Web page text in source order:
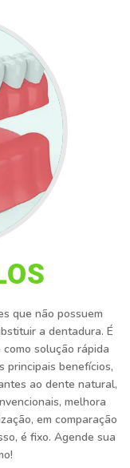
que não possuem
a dentadura. É
solução rápida
principais benefícios,
ao dente natural,
melhora
em comparação
é fixo. Agende sua